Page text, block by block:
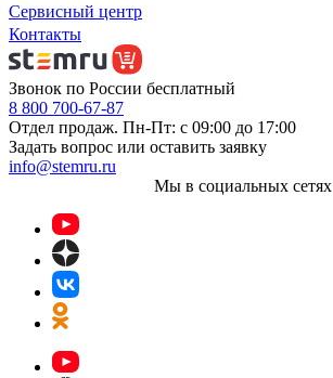
Сервисный центр
Контакты
Звонок по России бесплатный
8 800 700-67-87
Отдел продаж. Пн-Пт: с 09:00 до 17:00
Задать вопрос или оставить заявку
info@stemru.ru
Мы в социальных сетях